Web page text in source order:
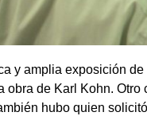
y amplia exposición
obra de Karl Kohn.
hubo quien